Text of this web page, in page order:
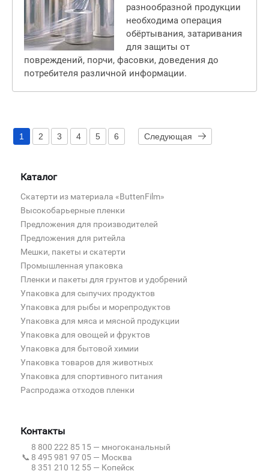
разнообразной продукции
необходима операция
обёртывания, затаривания
для защиты от
повреждений, порчи, фасовки, доведения до
потребителя различной информации.
1 2 3 4 5 6 Следующая
Каталог
Скатерти из материала «ButtenFilm»
Высокобарьерные пленки
Предложения для производителей
Предложения для ритейла
Мешки, пакеты и скатерти
Промышленная упаковка
Пленки и пакеты для грунтов и удобрений
Упаковка для сыпучих продуктов
Упаковка для рыбы и морепродуктов
Упаковка для мяса и мясной продукции
Упаковка для овощей и фруктов
Упаковка для бытовой химии
Упаковка товаров для животных
Упаковка для спортивного питания
Распродажа отходов пленки
Контакты
📞
8 800 222 85 15 — многоканальный
8 495 981 97 05 — Москва
8 351 210 12 55 — Копейск